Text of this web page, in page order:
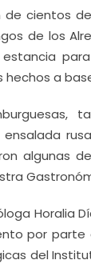
de cientos
de los
a
ensalada
algunas
Horalia
por parte
del